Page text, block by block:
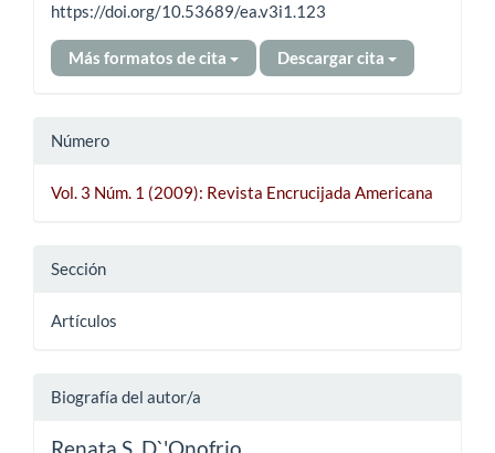
https://doi.org/10.53689/ea.v3i1.123
Más formatos de cita Descargar cita
Número
Vol. 3 Núm. 1 (2009): Revista Encrucijada Americana
Sección
Artículos
Biografía del autor/a